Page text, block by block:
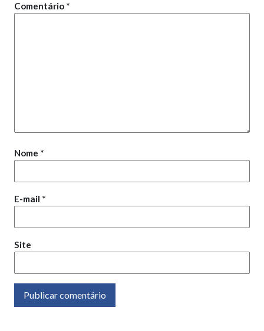
Comentário *
Nome *
E-mail *
Site